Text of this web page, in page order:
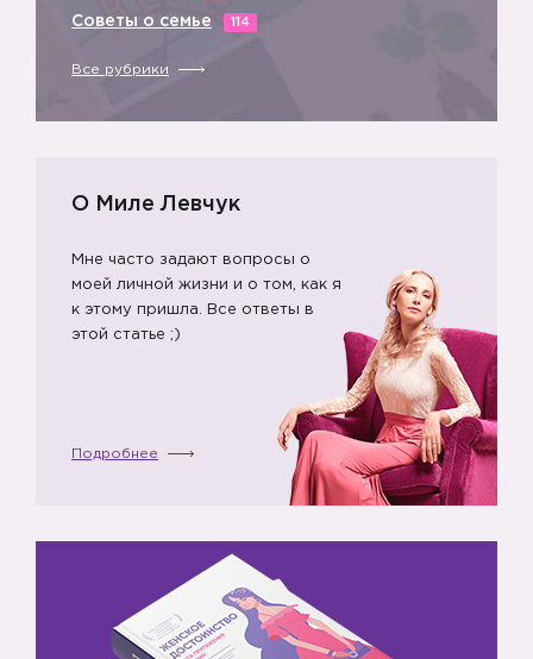
🙆🏼
Советы о семье 114
Все рубрики
О Миле Левчук
Мне часто задают вопросы о
моей личной жизни и о том, как я
к этому пришла. Все ответы в
этой статье ;)
Подробнее